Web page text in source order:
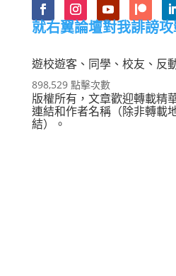
就右翼論壇對我誹謗攻
遊校遊客、同學、校友、反
898,529 點擊次數
版權所有，文章歡迎轉載精
連結和作者名稱（除非轉載
結）。